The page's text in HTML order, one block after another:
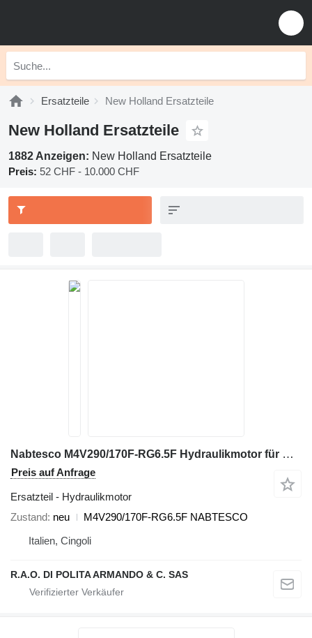
Ersatzteile New Holland Ersatzteile
New Holland Ersatzteile
1882 Anzeigen: New Holland Ersatzteile
Preis: 52 CHF - 10.000 CHF
Nabtesco M4V290/170F-RG6.5F Hydraulikmotor für New Holland E385B Bagger
Preis auf Anfrage
Ersatzteil - Hydraulikmotor
Zustand neu
M4V290/170F-RG6.5F NABTESCO
Italien, Cingoli
R.A.O. DI POLITA ARMANDO & C. SAS